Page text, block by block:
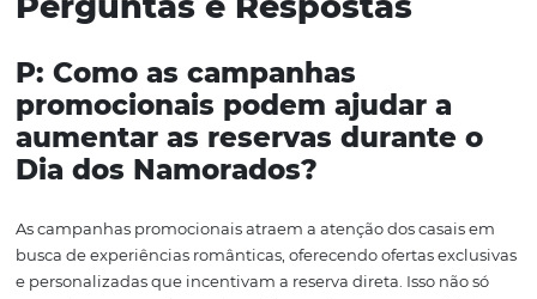
de alta demanda. Isso pode incluir newsletters com
sobre novas ofertas, promoções e eventos especiais que
interessar ao público-alvo. Essa estratégia ajuda a
hotel na mente dos clientes e aumenta as chances de
celebram datas especiais. É um processo contínuo que
construção de relacionamentos duradouros e a criação
experiências que superem as expectativas dos